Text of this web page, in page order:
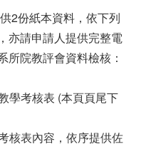
2份紙本資料，依下列
亦請申請人提供完整電
所院教評會資料檢核：
學考核表 (本頁頁尾下
核表內容，依序提供佐